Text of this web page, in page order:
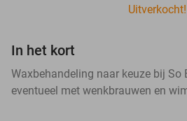
Uitverkocht!
In het kort
Waxbehandeling naar keuze bij So
eventueel met wenkbrauwen en